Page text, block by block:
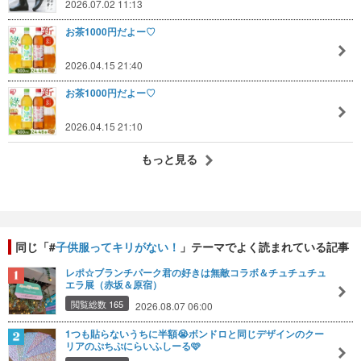
2026.07.02 11:13
お茶1000円だよー♡
2026.04.15 21:40
お茶1000円だよー♡
2026.04.15 21:10
もっと見る
同じ「#子供服ってキリがない！ 」テーマでよく読まれている記事
レポ☆ブランチパーク君の好きは無敵コラボ＆チュチュチュ
エラ展（赤坂＆原宿）
閲覧総数 165 2026.08.07 06:00
1つも貼らないうちに半額😭ボンドロと同じデザインのクー
リアのぷちぷにらいふしーる🩷